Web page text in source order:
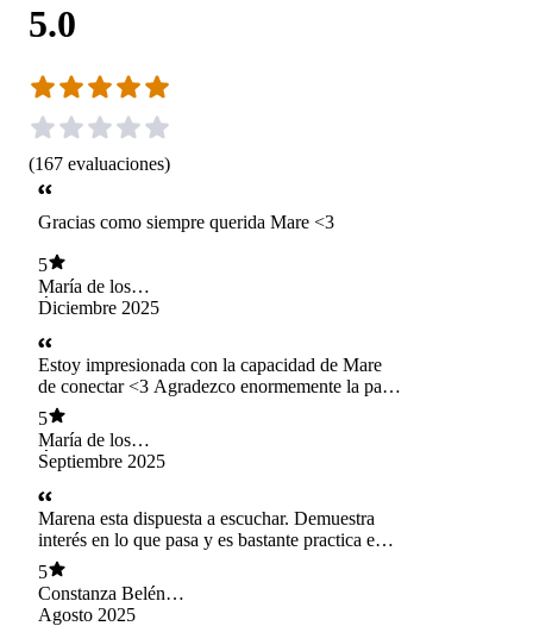
5.0
(167 evaluaciones)
Gracias como siempre querida Mare <3
5
María de los
Ángeles Godoy
Diciembre 2025
Estoy impresionada con la capacidad de Mare
de conectar <3 Agradezco enormemente la paz
que me entrega.
5
María de los
Ángeles Godoy
Septiembre 2025
Marena esta dispuesta a escuchar. Demuestra
interés en lo que pasa y es bastante practica en
comunicar análisis de lo conversado. Me sentí
muy cómoda.
5
Constanza Belén
Ignacia Alveal
Agosto 2025